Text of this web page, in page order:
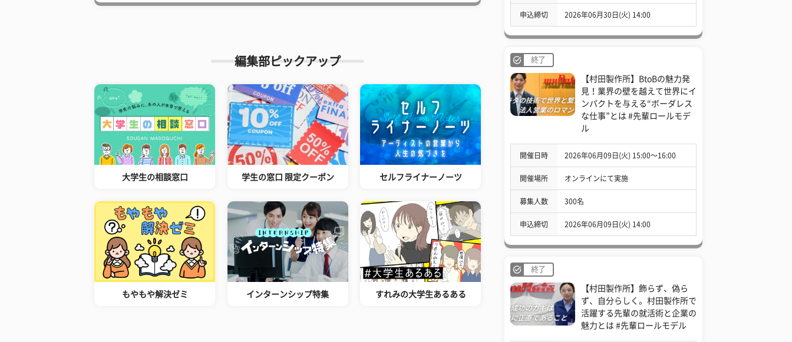
編集部ピックアップ
大学生の相談窓口 学生の窓口 限定クーポン セルフライナーノーツ
もやもや解決ゼミ インターンシップ特集 すれみの大学生あるある
申込締切 2026年06月30日(火) 14:00
終了
【村田製作所】BtoBの魅力発
見！業界の壁を越えて世界にイ
ンパクトを与える“ボーダレス
な仕事”とは #先輩ロールモデ
ル
開催日時 2026年06月09日(火) 15:00〜16:00
開催場所 オンラインにて実施
募集人数 300名
申込締切 2026年06月09日(火) 14:00
終了
【村田製作所】飾らず、偽ら
ず、自分らしく。村田製作所で
活躍する先輩の就活術と企業の
魅力とは #先輩ロールモデル